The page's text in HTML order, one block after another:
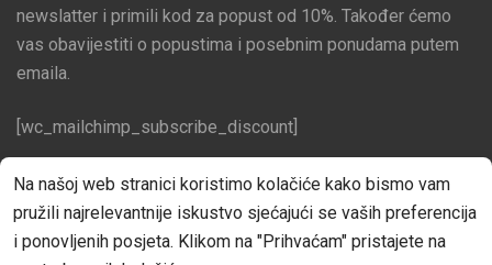
newslatter i primili kod za popust od 10%. Također ćemo
vas obavijestiti o popustima i posebnim ponudama putem
emaila.
[wc_mailchimp_subscribe_discount]
Pratite nas na društvenim mrežama
Facebook
Na našoj web stranici koristimo kolačiće kako bismo vam
pružili najrelevantnije iskustvo sjećajući se vaših preferencija
i ponovljenih posjeta. Klikom na "Prihvaćam" pristajete na